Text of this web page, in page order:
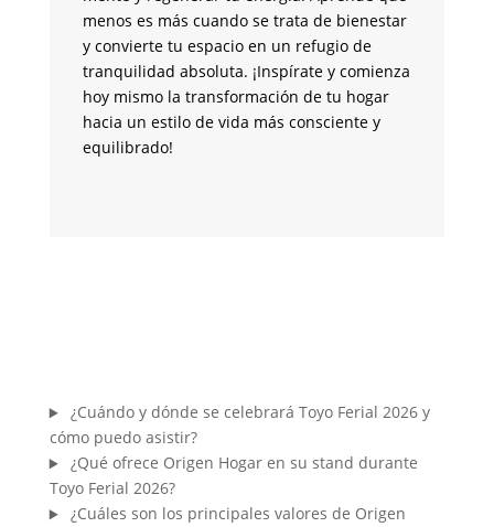
menos es más cuando se trata de bienestar
y convierte tu espacio en un refugio de
tranquilidad absoluta. ¡Inspírate y comienza
hoy mismo la transformación de tu hogar
hacia un estilo de vida más consciente y
equilibrado!
¿Cuándo y dónde se celebrará Toyo Ferial 2026 y
cómo puedo asistir?
¿Qué ofrece Origen Hogar en su stand durante
Toyo Ferial 2026?
¿Cuáles son los principales valores de Origen